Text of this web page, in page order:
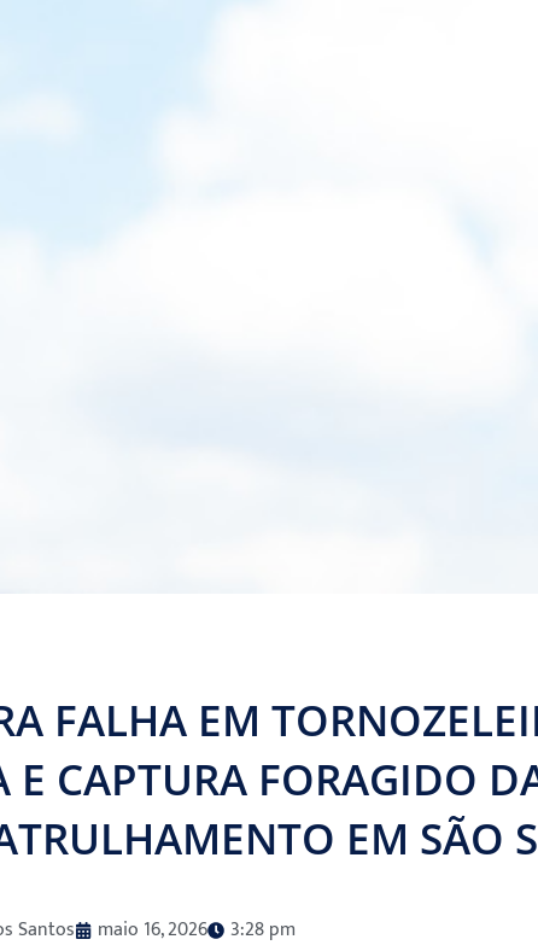
FALHA EM
E CAPTURA FORAGIDO
EM SÃO
Santos maio 16, 2026 3:28 pm